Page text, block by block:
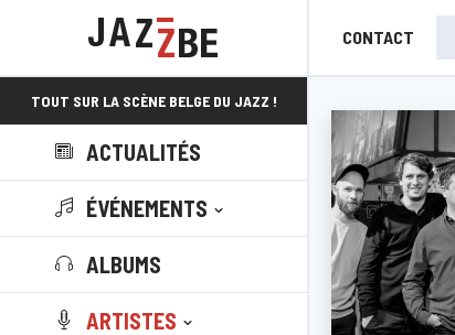
CONTACT
TOUT SUR LA SCÈNE BELGE DU JAZZ !
ACTUALITÉS
ÉVÉNEMENTS
ALBUMS
ARTISTES